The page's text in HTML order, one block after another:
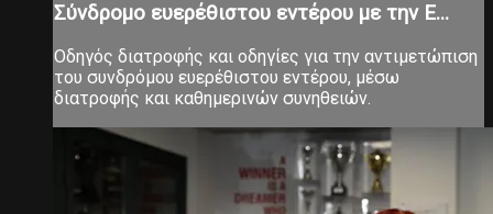
Σύνδρομο ευερέθιστου εντέρου με την Ε...
Οδηγός διατροφής και οδηγίες για την αντιμετώπιση
του συνδρόμου ευερέθιστου εντέρου, μέσω
διατροφής και καθημερινών συνηθειών.